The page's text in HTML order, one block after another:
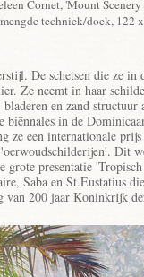
Cornet, 'Mount Scenery
techniek/doek, 122
De schetsen die ze
Ze neemt in haar
en zand
biënnales in de
ze een internationale
Dit
presentatie
Saba en St.Eustatius
200 jaar Koninkrijk